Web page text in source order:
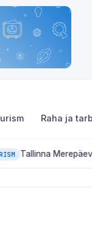
Raha ja
2026: